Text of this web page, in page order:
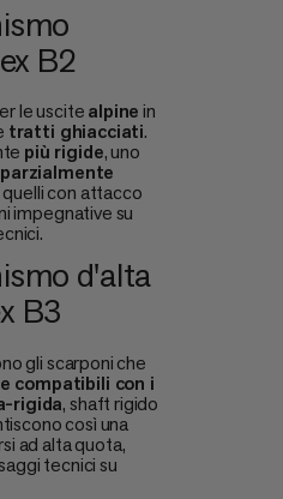
B2
le uscitealpinein
tratti ghiacciati.
più rigide, uno
parzialmente
con attacco
impegnative su
d'alta
B3
gli scarponi che
compatibili con i
rigida, shaft rigido
così una
ad alta quota,
tecnici su